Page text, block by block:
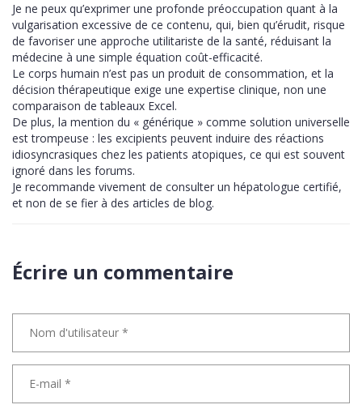
Je ne peux qu’exprimer une profonde préoccupation quant à la
vulgarisation excessive de ce contenu, qui, bien qu’érudit, risque
de favoriser une approche utilitariste de la santé, réduisant la
médecine à une simple équation coût-efficacité.
Le corps humain n’est pas un produit de consommation, et la
décision thérapeutique exige une expertise clinique, non une
comparaison de tableaux Excel.
De plus, la mention du « générique » comme solution universelle
est trompeuse : les excipients peuvent induire des réactions
idiosyncrasiques chez les patients atopiques, ce qui est souvent
ignoré dans les forums.
Je recommande vivement de consulter un hépatologue certifié,
et non de se fier à des articles de blog.
Écrire un commentaire